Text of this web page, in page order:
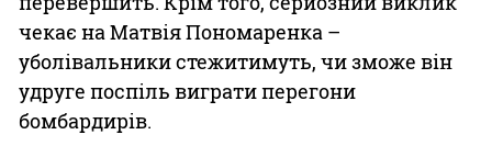
чекає на Матвія Пономаренка –
уболівальники стежитимуть, чи зможе він
удруге поспіль виграти перегони
бомбардирів.